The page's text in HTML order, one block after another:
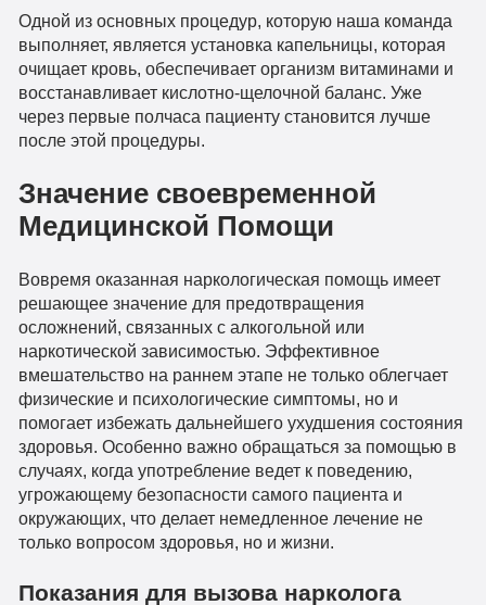
Одной из основных процедур, которую наша команда
выполняет, является установка капельницы, которая
очищает кровь, обеспечивает организм витаминами и
восстанавливает кислотно-щелочной баланс. Уже
через первые полчаса пациенту становится лучше
после этой процедуры.
Значение своевременной
Медицинской Помощи
Вовремя оказанная наркологическая помощь имеет
решающее значение для предотвращения
осложнений, связанных с алкогольной или
наркотической зависимостью. Эффективное
вмешательство на раннем этапе не только облегчает
физические и психологические симптомы, но и
помогает избежать дальнейшего ухудшения состояния
здоровья. Особенно важно обращаться за помощью в
случаях, когда употребление ведет к поведению,
угрожающему безопасности самого пациента и
окружающих, что делает немедленное лечение не
только вопросом здоровья, но и жизни.
Показания для вызова нарколога